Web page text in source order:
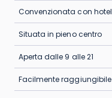
Convenzionata con
Situata in pieno centro
Aperta dalle 9 alle 21
Facilmente